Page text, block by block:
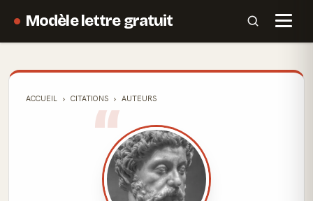
Modèle lettre gratuit
ACCUEIL CITATIONS AUTEURS